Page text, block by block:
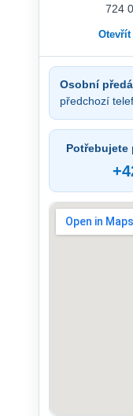
724
Otevřít
Osobní
předchozí
Potřebujete